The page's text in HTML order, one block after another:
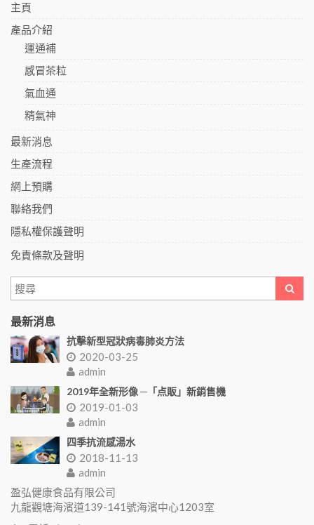
主頁
產品介紹
運通補
感冒茶粒
氣血通
精氣神
最新消息
生產流程
網上預購
聯絡我們
隱私權保護聲明
免責條款及聲明
最新消息
抗擊新型冠狀病毒肺炎方法
2020-03-25
admin
2019年全新形像 ─「点販」新銷售機
2019-01-03
admin
四季抗流感湯水
2018-11-13
admin
盈弘健康食品有限公司
九龍觀塘海濱道139-141號海濱中心1203室